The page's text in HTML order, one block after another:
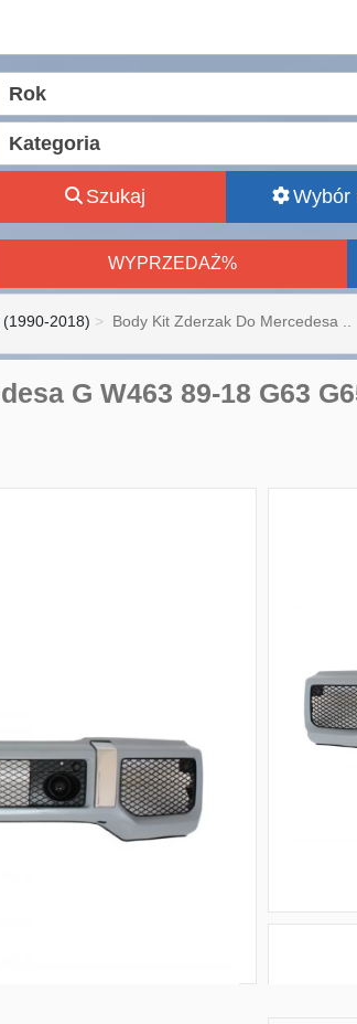
Rok
Kategoria
Szukaj Wybór
WYPRZEDAŻ%
2018) Body Kit Zderzak Do Mercedesa ..
G W463 89-18 G63